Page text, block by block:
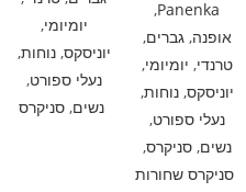
Panenka
,
אופנה,גברים,
טרנדי, יומיומי,
יוניסקס,נוחות,
נעלי ספורט,
נשים,סניקרס,
סניקרס שחורות
יומיומי,
יוניסקס,נוחות,
נעלי ספורט,
נשים, סניקרס